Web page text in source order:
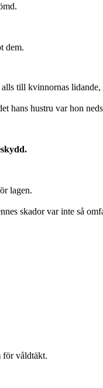
dem.
till kvinnornas lidande,
hans hustru var hon
lagen.
skador var inte så
för våldtäkt.